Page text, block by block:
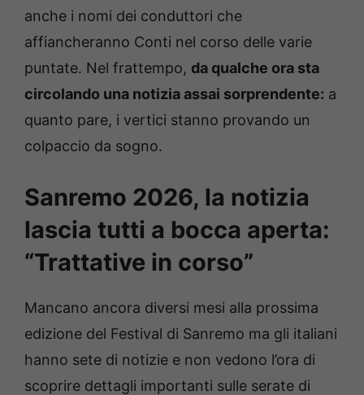
anche i nomi dei conduttori che
affiancheranno Conti nel corso delle varie
puntate. Nel frattempo, da qualche ora sta
circolando una notizia assai sorprendente: a
quanto pare, i vertici stanno provando un
colpaccio da sogno.
Sanremo 2026, la notizia
lascia tutti a bocca aperta:
“Trattative in corso”
Mancano ancora diversi mesi alla prossima
edizione del Festival di Sanremo ma gli italiani
hanno sete di notizie e non vedono l’ora di
scoprire dettagli importanti sulle serate di